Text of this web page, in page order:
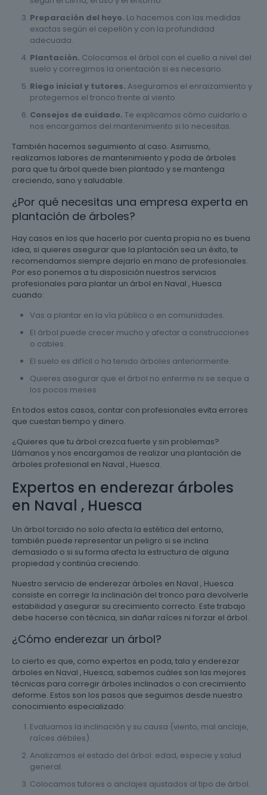
Preparación del hoyo. Lo hacemos con las medidas
exactas según el cepellón y con la profundidad
adecuada.
Plantación. Colocamos el árbol con el cuello a nivel del
suelo y corregimos la orientación si es necesario.
Riego inicial y tutores. Aseguramos el enraizamiento y
protegemos el tronco frente al viento.
Consejos de cuidado. Te explicamos cómo cuidarlo o
nos encargamos del mantenimiento si lo necesitas.
También hacemos seguimiento al caso. Asimismo,
realizamos labores de mantenimiento y poda de árboles
para que tu árbol quede bien plantado y se mantenga
creciendo, sano y saludable.
¿Por qué necesitas una empresa experta en
plantación de árboles?
Hay casos en los que hacerlo por cuenta propia no es buena
idea, si quieres asegurar que la plantación sea un éxito, te
recomendamos siempre dejarlo en mano de profesionales.
Por eso ponemos a tu disposición nuestros servicios
profesionales para plantar un árbol en Naval , Huesca
cuando:
Vas a plantar en la vía pública o en comunidades.
El árbol puede crecer mucho y afectar a construcciones
o cables.
El suelo es difícil o ha tenido árboles anteriormente.
Quieres asegurar que el árbol no enferme ni se seque a
los pocos meses.
En todos estos casos, contar con profesionales evita errores
que cuestan tiempo y dinero.
¿Quieres que tu árbol crezca fuerte y sin problemas?
Llámanos y nos encargamos de realizar una plantación de
árboles profesional en Naval , Huesca.
Expertos en enderezar árboles
en Naval , Huesca
Un árbol torcido no solo afecta la estética del entorno,
también puede representar un peligro si se inclina
demasiado o si su forma afecta la estructura de alguna
propiedad y continúa creciendo.
Nuestro servicio de enderezar árboles en Naval , Huesca
consiste en corregir la inclinación del tronco para devolverle
estabilidad y asegurar su crecimiento correcto. Este trabajo
debe hacerse con técnica, sin dañar raíces ni forzar el árbol.
¿Cómo enderezar un árbol?
Lo cierto es que, como expertos en poda, tala y enderezar
árboles en Naval , Huesca, sabemos cuáles son las mejores
técnicas para corregir árboles inclinados o con crecimiento
deforme. Estos son los pasos que seguimos desde nuestro
conocimiento especializado:
Evaluamos la inclinación y su causa (viento, mal anclaje,
raíces débiles).
Analizamos el estado del árbol: edad, especie y salud
general.
Colocamos tutores o anclajes ajustados al tipo de árbol.